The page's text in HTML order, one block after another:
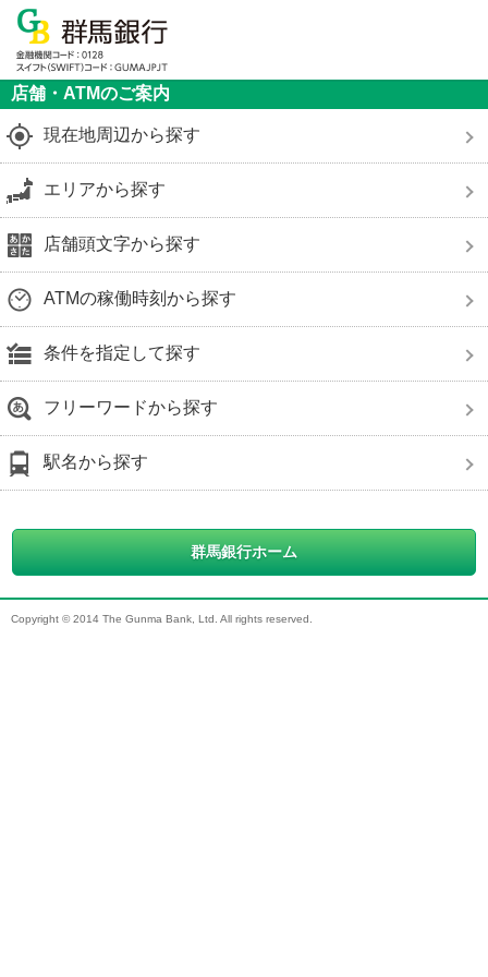
店舗・ATMのご案内
現在地周辺から探す
エリアから探す
店舗頭文字から探す
ATMの稼働時刻から探す
条件を指定して探す
フリーワードから探す
駅名から探す
群馬銀行ホーム
Copyright © 2014 The Gunma Bank, Ltd. All rights reserved.